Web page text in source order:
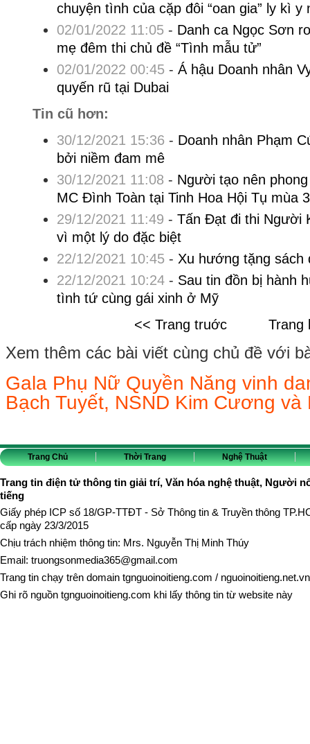
chuyện tình của cặp đôi “oan gia” ly kì y
02/01/2022 11:05- Danh ca Ngọc Sơn
mẹ đêm thi chủ đề “Tình mẫu tử”
02/01/2022 00:45- Á hậu Doanh nhân
quyến rũ tại Dubai
Tin cũ hơn:
30/12/2021 15:36 - Doanh nhân Phạm
bởi niềm đam mê
30/12/2021 11:08 - Người tạo nên
MC Đình Toàn tại Tinh Hoa Hội Tụ mùa 3
29/12/2021 11:49 - Tấn Đạt đi thi Người
vì một lý do đặc biệt
22/12/2021 10:45- Xu hướng tặng sách
22/12/2021 10:24- Sau tin đồn bị hành
tình tứ cùng gái xinh ở Mỹ
<< Trang truớc
Trang
Xem thêm các bài viết cùng chủ đề với
Gala Phụ Nữ Quyền Năng vinh
Bạch Tuyết, NSND Kim Cương và
Trang Chủ Thời Trang Nghệ Thuật
Trang tin điện tử thông tin giải trí, Văn hóa nghệ thuật, Người
tiếng
Giấy phép ICP số 18/GP-TTĐT - Sở Thông tin & Truyền thông
cấp ngày 23/3/2015
Chịu trách nhiệm thông tin: Mrs. Nguyễn Thị Minh Thúy
Email: truongsonmedia365@gmail.com
Trang tin chạy trên domain tgnguoinoitieng.com / nguoinoitieng.net.vn
Ghi rõ nguồn tgnguoinoitieng.com khi lấy thông tin từ website này